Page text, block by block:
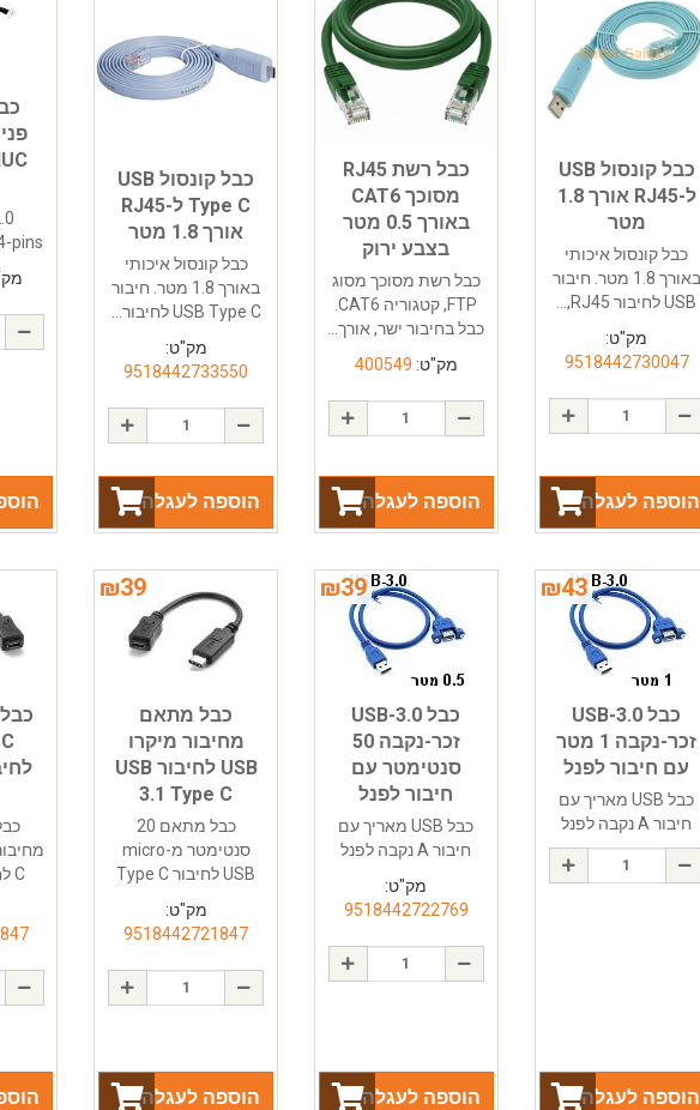
כבל קונסול USB
ל-RJ45 אורך 1.8
מטר
כבל קונסול איכותי
באורך 1.8 מטר. חיבור
USB לחיבור RJ45,...
מק"ט:
9518442730047
הוספה לעגלה
כבל רשת RJ45
מסוכך CAT6
באורך 0.5 מטר
בצבע ירוק
כבל רשת מסוכך מסוג
FTP, קטגוריה CAT6.
כבל בחיבור ישר, אורך...
מק"ט: 400549
הוספה לעגלה
כבל קונסול USB
Type C ל-RJ45
אורך 1.8 מטר
כבל קונסול איכותי
באורך 1.8 מטר. חיבור
USB Type C לחיבור...
מק"ט:
9518442733550
הוספה לעגלה
pins
₪43
כבל USB-3.0
זכר-נקבה 1 מטר
עם חיבור לפנל
כבל USB מאריך עם
חיבור A נקבה לפנל
הוספה לעגלה
₪39
כבל USB-3.0
זכר-נקבה 50
סנטימטר עם
חיבור לפנל
כבל USB מאריך עם
חיבור A נקבה לפנל
מק"ט:
9518442722769
הוספה לעגלה
₪39
כבל מתאם
מחיבור מיקרו
USB לחיבור USB
3.1 Type C
כבל מתאם 20
סנטימטר מ-micro
USB לחיבור Type C
מק"ט:
9518442721847
הוספה לעגלה
C לחיבור מיקרו B